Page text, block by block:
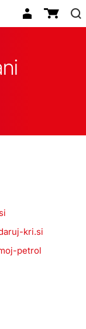
kri.si
petrol